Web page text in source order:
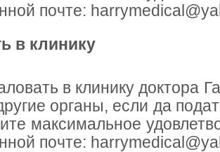
почте:
в клинику
в клинику доктора
органы, если да
максимальное
почте: